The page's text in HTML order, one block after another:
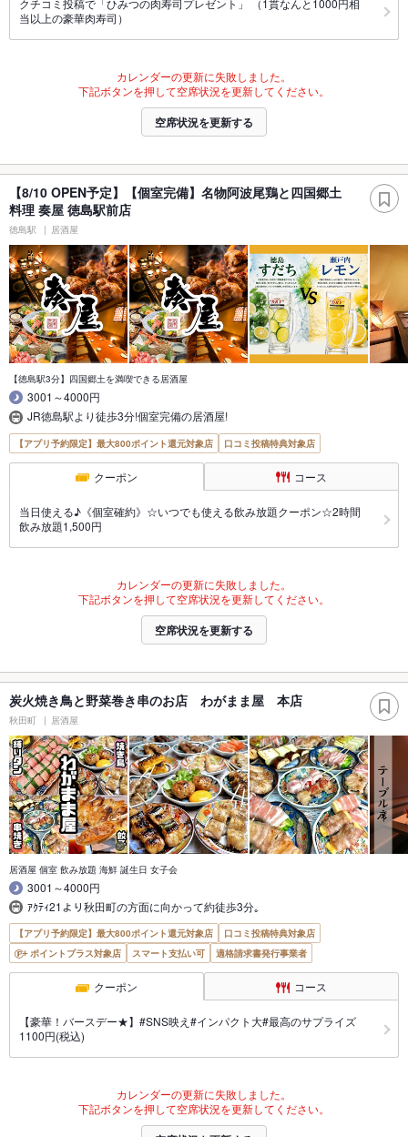
当以上の豪華肉寿司）
カレンダーの更新に失敗しました。
下記ボタンを押して空席状況を更新してください。
空席状況を更新する
【8/10 OPEN予定】【個室完備】名物阿波尾鶏と四国郷土
料理 奏屋 徳島駅前店
徳島駅 居酒屋
【徳島駅3分】四国郷土を満喫できる居酒屋
3001～4000円
JR徳島駅より徒歩3分!個室完備の居酒屋!
【アプリ予約限定】最大800ポイント還元対象店 口コミ投稿特典対象店
クーポン コース
当日使える♪《個室確約》☆いつでも使える飲み放題クーポン☆2時間
飲み放題1,500円
カレンダーの更新に失敗しました。
下記ボタンを押して空席状況を更新してください。
空席状況を更新する
炭火焼き鳥と野菜巻き串のお店 わがまま屋 本店
秋田町 居酒屋
居酒屋 個室 飲み放題 海鮮 誕生日 女子会
3001～4000円
ｱｸﾃｨ21より秋田町の方面に向かって約徒歩3分｡
【アプリ予約限定】最大800ポイント還元対象店
口コミ投稿特典対象店
ポイントプラス対象店
スマート支払い可 適格請求書発行事業者
クーポン コース
【豪華！バースデー★】#SNS映え#インパクト大#最高のサプライズ
1100円(税込)
カレンダーの更新に失敗しました。
下記ボタンを押して空席状況を更新してください。